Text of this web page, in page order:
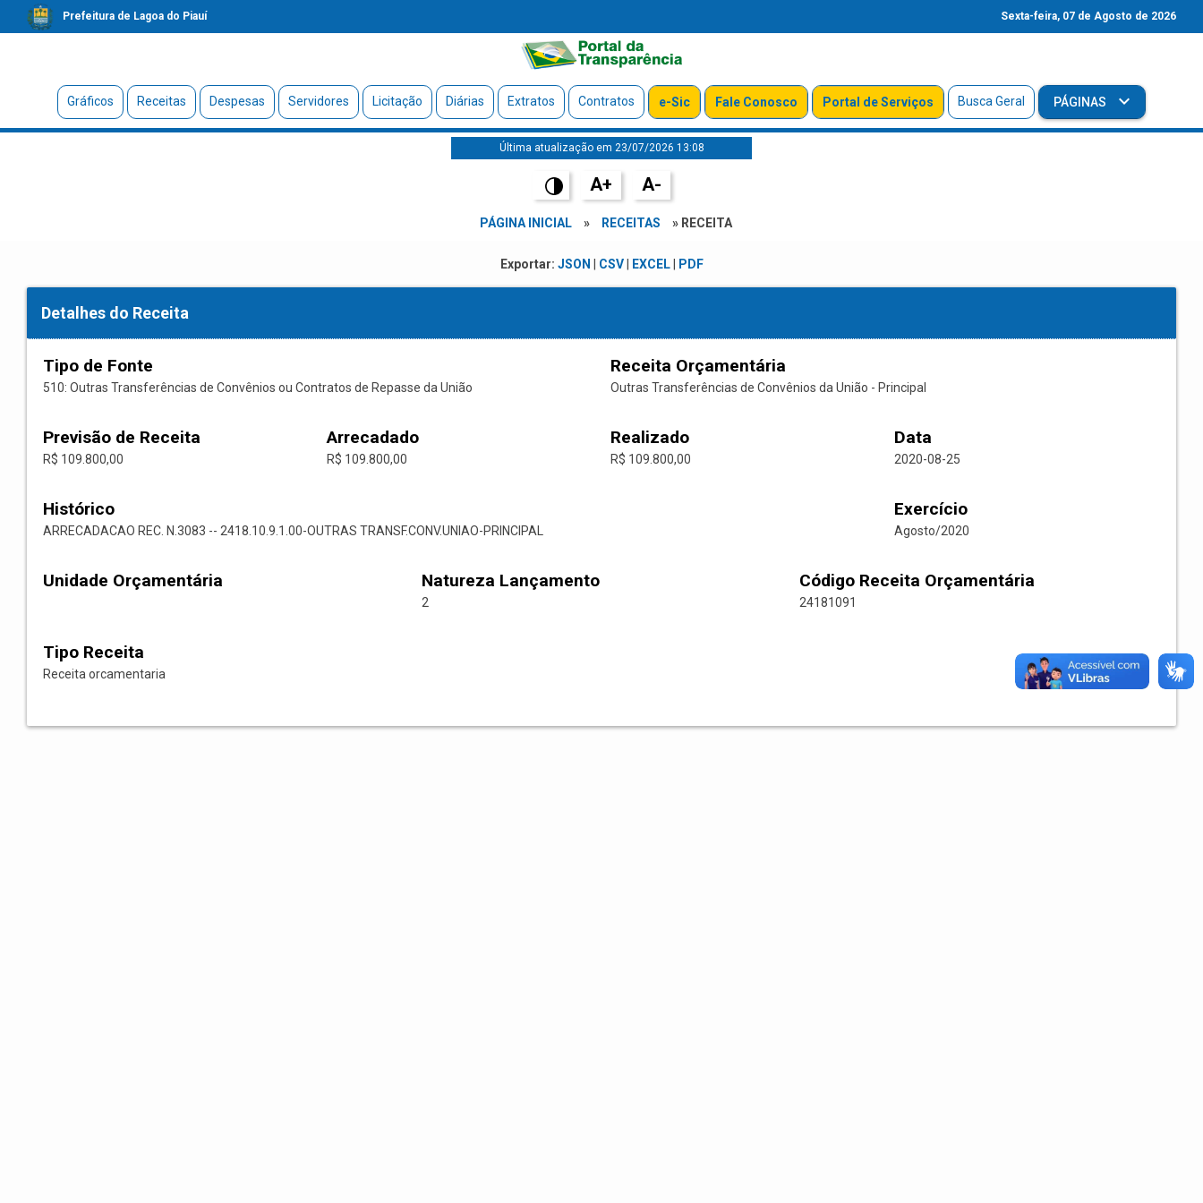
Prefeitura de Lagoa do Piauí Sexta-feira, 07 de Agosto de 2026
Gráficos Receitas Despesas Servidores Licitação Diárias Extratos Contratos e-Sic Fale Conosco Portal de Serviços Busca Geral PÁGINAS
Última atualização em 23/07/2026 13:08
A+ A-
PÁGINA INICIAL » RECEITAS » RECEITA
Exportar: JSON CSV| EXCEL| PDF
Detalhes do Receita
Tipo de Fonte
510: Outras Transferências de Convênios ou Contratos de Repasse da União
Receita Orçamentária
Outras Transferências de Convênios da União - Principal
Previsão de Receita
R$ 109.800,00
Arrecadado
R$ 109.800,00
Realizado
R$ 109.800,00
Data
2020-08-25
Histórico
ARRECADACAO REC. N.3083 -- 2418.10.9.1.00-OUTRAS TRANSF.CONV.UNIAO-PRINCIPAL
Exercício
Agosto/2020
Unidade Orçamentária Natureza Lançamento
2
Código Receita Orçamentária
24181091
Tipo Receita
Receita orcamentaria